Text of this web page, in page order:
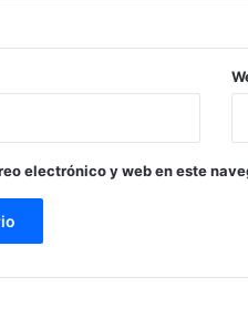
electrónico y web en este